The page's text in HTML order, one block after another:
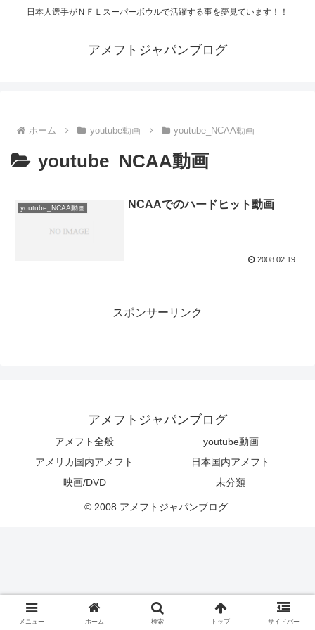
日本人選手がＮＦＬスーパーボウルで活躍する事を夢見ています！！
アメフトジャパンブログ
ホーム youtube動画 youtube_NCAA動画
youtube_NCAA動画
youtube_NCAA動画 NCAAでのハードヒット動画
2008.02.19
スポンサーリンク
アメフトジャパンブログ
アメフト全般
youtube動画
アメリカ国内アメフト
日本国内アメフト
映画/DVD
未分類
© 2008 アメフトジャパンブログ.
メニュー ホーム 検索 トップ サイドバー